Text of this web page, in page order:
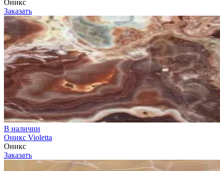
Оникс
Заказать
В наличии
Оникс Violetta
Оникс
Заказать